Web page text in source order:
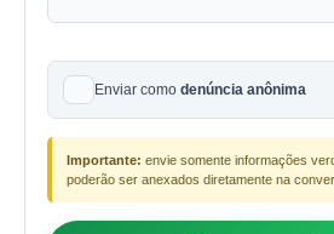
Enviar como denúncia anônima
Importante: envie somente informações
poderão ser anexados diretamente na